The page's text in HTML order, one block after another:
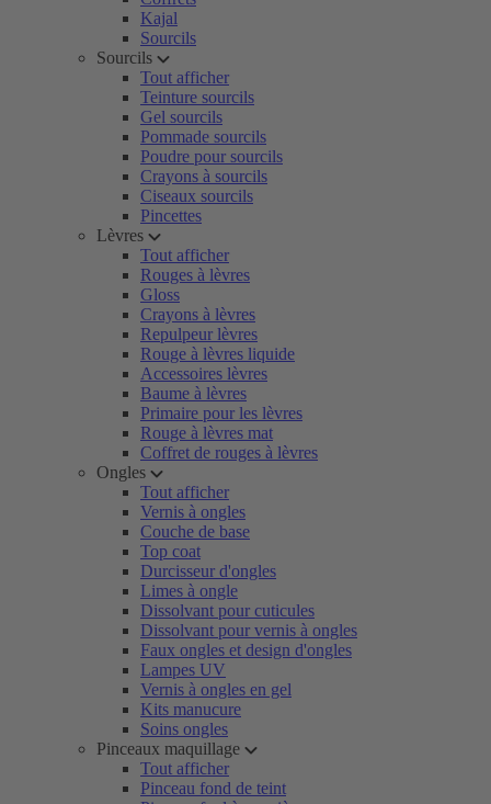
Kajal
Sourcils
Sourcils
Tout afficher
Teinture sourcils
Gel sourcils
Pommade sourcils
Poudre pour sourcils
Crayons à sourcils
Ciseaux sourcils
Pincettes
Lèvres
Tout afficher
Rouges à lèvres
Gloss
Crayons à lèvres
Repulpeur lèvres
Rouge à lèvres liquide
Accessoires lèvres
Baume à lèvres
Primaire pour les lèvres
Rouge à lèvres mat
Coffret de rouges à lèvres
Ongles
Tout afficher
Vernis à ongles
Couche de base
Top coat
Durcisseur d'ongles
Limes à ongle
Dissolvant pour cuticules
Dissolvant pour vernis à ongles
Faux ongles et design d'ongles
Lampes UV
Vernis à ongles en gel
Kits manucure
Soins ongles
Pinceaux maquillage
Tout afficher
Pinceau fond de teint